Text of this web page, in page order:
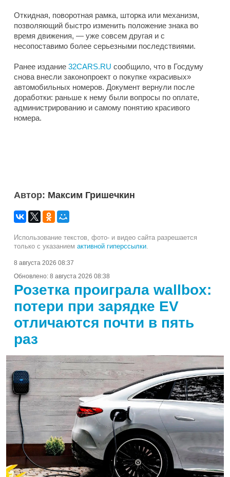
Откидная, поворотная рамка, шторка или механизм,
позволяющий быстро изменить положение знака во
время движения, — уже совсем другая и с
несопоставимо более серьезными последствиями.
Ранее издание 32CARS.RU сообщило, что в Госдуму
снова внесли законопроект о покупке «красивых»
автомобильных номеров. Документ вернули после
доработки: раньше к нему были вопросы по оплате,
администрированию и самому понятию красивого
номера.
Автор: Максим Гришечкин
Использование текстов, фото- и видео сайта разрешается
только с указанием активной гиперссылки.
8 августа 2026 08:37
Обновлено: 8 августа 2026 08:38
Розетка проиграла wallbox:
потери при зарядке EV
отличаются почти в пять
раз